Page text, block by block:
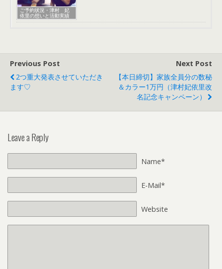
ご予約状況・津村 妃
依里の想いと活動実績
Previous Post
2つ重大発表させていただき
ます♡
Next Post
【本日締切】家族全員分の数秘
＆カラー1万円（津村妃依里改
名記念キャンペーン）
Leave a Reply
Name*
E-Mail*
Website